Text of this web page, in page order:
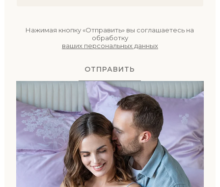
Нажимая кнопку «Отправить» вы соглашаетесь на
обработку
ваших персональных данных
ОТПРАВИТЬ